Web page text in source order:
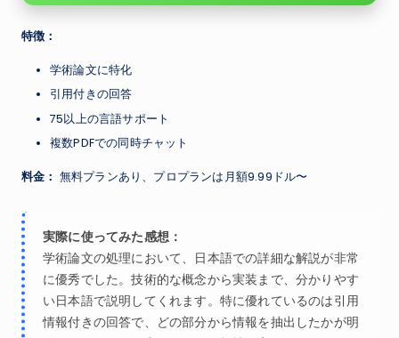
特徴：
学術論文に特化
引用付きの回答
75以上の言語サポート
複数PDFでの同時チャット
料金： 無料プランあり、プロプランは月額9.99ドル〜
実際に使ってみた感想：
学術論文の処理において、日本語での詳細な解説が非常
に優秀でした。技術的な概念から実装まで、分かりやす
い日本語で説明してくれます。特に優れているのは引用
情報付きの回答で、どの部分から情報を抽出したかが明